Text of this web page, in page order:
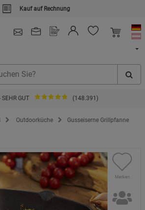
Kauf auf Rechnung
GUT (148.391)
Online-Shop
Outdoorküche Gusseiserne Grillpfanne
Merken